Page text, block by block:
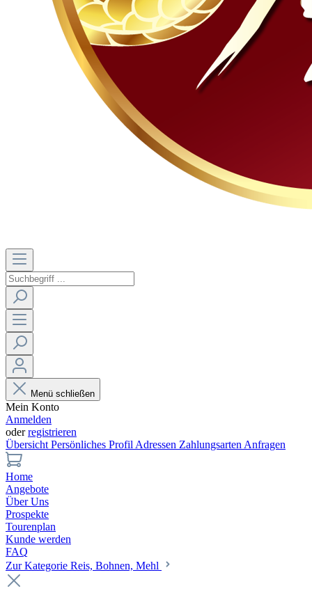
Menü schließen
Mein Konto
Anmelden
oderregistrieren
Übersicht Persönliches Profil Adressen Zahlungsarten Anfragen
Home
Angebote
Über Uns
Prospekte
Tourenplan
Kunde werden
FAQ
Zur Kategorie Reis, Bohnen, Mehl